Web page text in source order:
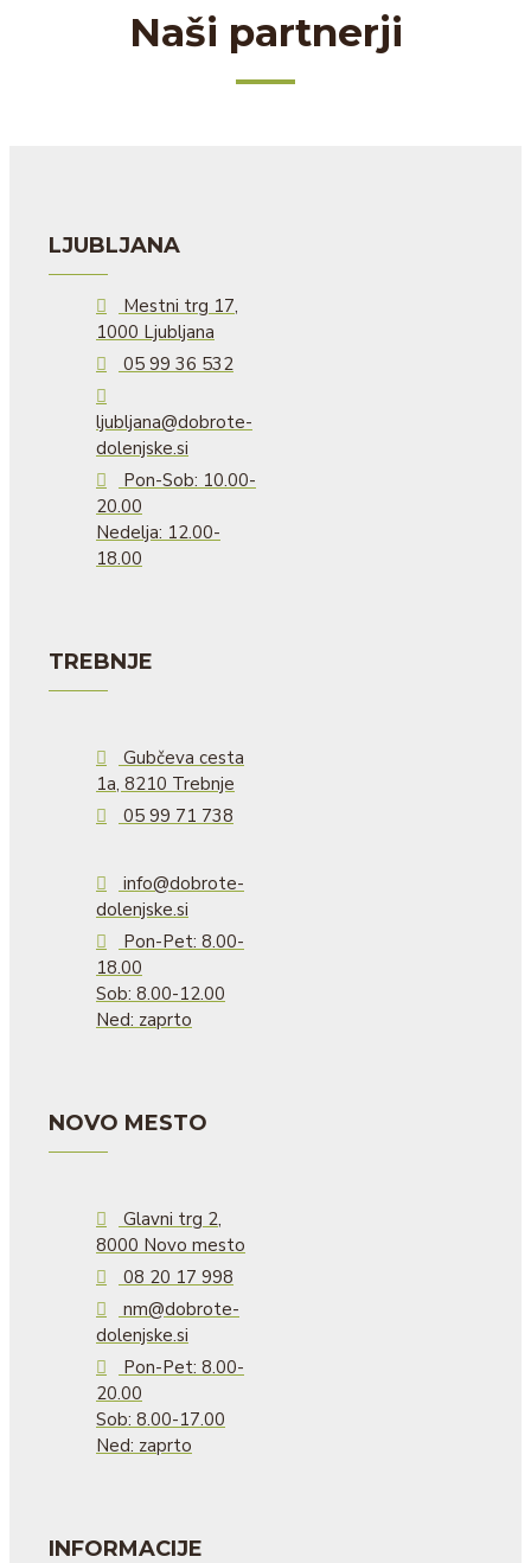
Naši partnerji
LJUBLJANA
Mestni trg 17,
1000 Ljubljana
05 99 36 532
ljubljana@dobrote-
dolenjske.si
Pon-Sob: 10.00-
20.00
Nedelja: 12.00-
18.00
TREBNJE
Gubčeva cesta
1a, 8210 Trebnje
05 99 71 738
info@dobrote-
dolenjske.si
Pon-Pet: 8.00-
18.00
Sob: 8.00-12.00
Ned: zaprto
NOVO MESTO
Glavni trg 2,
8000 Novo mesto
08 20 17 998
nm@dobrote-
dolenjske.si
Pon-Pet: 8.00-
20.00
Sob: 8.00-17.00
Ned: zaprto
INFORMACIJE